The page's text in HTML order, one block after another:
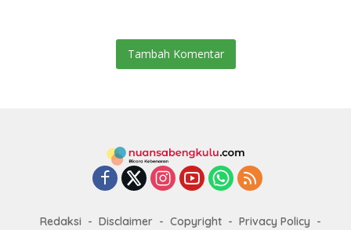
Tambah Komentar
Redaksi Disclaimer Copyright
Privacy Policy